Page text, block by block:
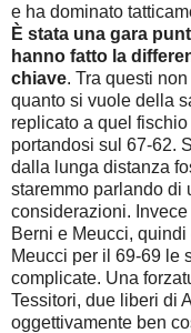
e ha dominato
È stata una gara
hanno fatto la
chiave. Tra questi
quanto si vuole della
replicato a quel
portandosi sul 67-62.
dalla lunga distanza
staremmo parlando di
considerazioni.
Berni e Meucci,
Meucci per il 69-69 le
complicate. Una
Tessitori, due liberi di
oggettivamente ben